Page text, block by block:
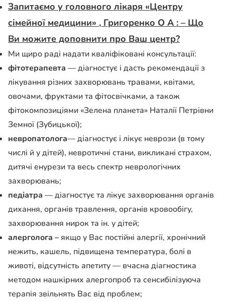
Запитаємо у головного лікаря «Центру
сімейної медицини» , Григоренко О А : – Що
Ви можите доповнити про Ваш центр?
Ми щиро раді надати кваліфіковані консультації:
фітотерапевта — діагностує і дасть рекомендації з
лікування різних захворювань травами, квітами,
овочами, фруктами та фітосвічками, а також
фітокомпозиціями «Зелена планета» Наталії Петрівни
Земної (Зубицької);
невропатолога— діагностує і лікує неврози (в тому
числі й у дітей), невротичні стани, викликані страхом,
дитячі енурези та весь спектр неврологічних
захворювань;
педіатра — діагностує та лікує захворювання органів
дихання, органів травлення, органів кровообігу,
захворювання нирок та ін. у дітей;
алерголога – якщо у Вас постійні алергії, хронічний
нежить, кашель, підвищена температура, болі в
животі, відсутність апетиту — вчасна діагностика
методом нашкірних алергопроб та сенсибілізуюча
терапія звільнять Вас від проблем;